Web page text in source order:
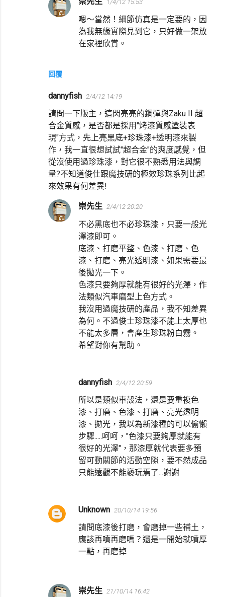
回覆
1/4/12 15:53
嗯～當然！細節仿真是一定要的，因
為我無緣實際見到它，只好做一架放
在家裡欣賞。
dannyfish 2/4/12 14:19
請問一下版主，這閃亮亮的鋼彈與Zaku II 超
合金質感，是否都是採用"烤漆質感塗裝表
現"方式，先上亮黑底+珍珠漆+透明漆來製
作，我一直很想試試"超合金"的爽度感覺，但
從沒使用過珍珠漆，對它很不熟悉用法與調
量?不知道俊仕跟魔技研的極效珍珠系列比起
來效果有何差異!
崇先生 2/4/12 20:20
不必黑底也不必珍珠漆，只要一般光
澤漆即可。
底漆、打磨平整、色漆、打磨、色
漆、打磨、亮光透明漆、如果需要最
後拋光一下。
色漆只要夠厚就能有很好的光澤，作
法類似汽車磨型上色方式。
我沒用過魔技研的產品，我不知差異
為何。不過俊士珍珠漆不能上太厚也
不能太多層，會產生珍珠粉白霧。
希望對你有幫助。
dannyfish 2/4/12 20:59
所以是類似車殼法，還是要重複色
漆、打磨、色漆、打磨、亮光透明
漆、拋光，我以為新漆種的可以偷懶
步驟.....呵呵，"色漆只要夠厚就能有
很好的光澤"，那漆厚就代表要多預
留可動關節的活動空隙，要不然成品
只能遠觀不能褻玩焉了...謝謝
Unknown 20/10/14 19:56
請問底漆後打磨，會磨掉一些補土，
應該再噴再磨嗎？還是一開始就噴厚
一點，再磨掉
崇先生 21/10/14 16:42